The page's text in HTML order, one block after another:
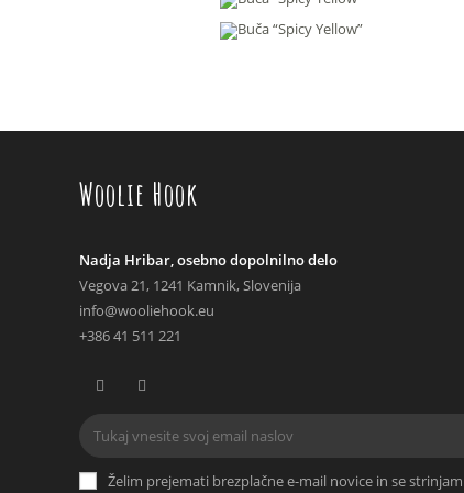
Woolie Hook
Nadja Hribar, osebno dopolnilno delo
Vegova 21, 1241 Kamnik, Slovenija
info@wooliehook.eu
+386 41 511 221
in
in
Želim prejemati brezplačne e-mail novice in se